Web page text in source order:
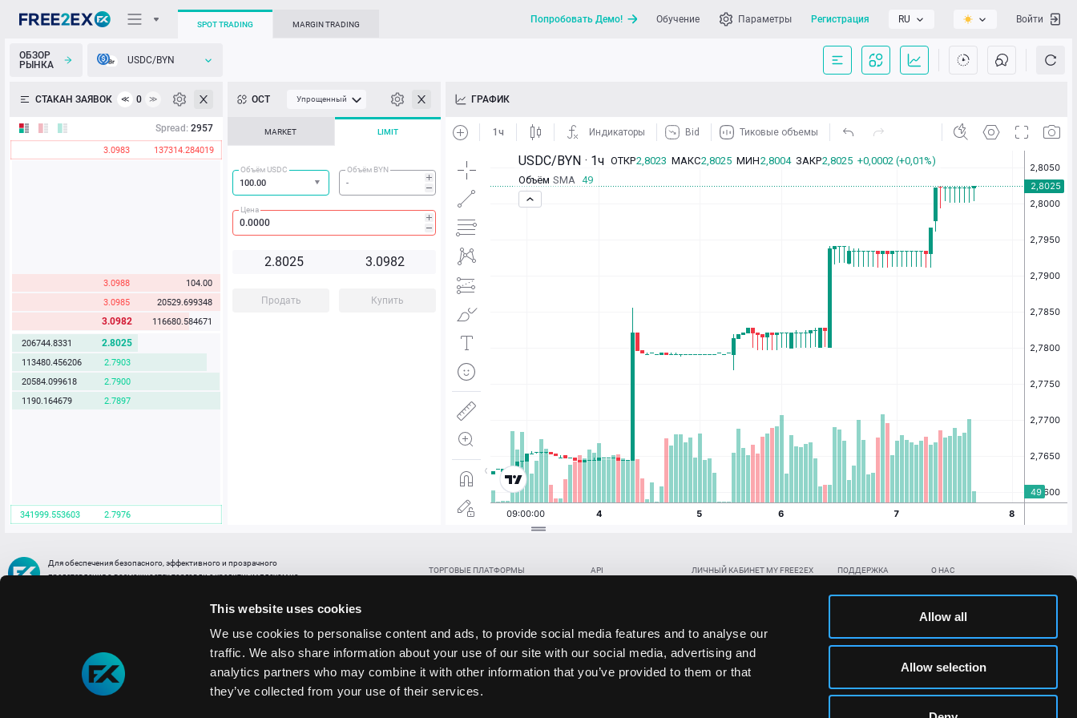
This website uses cookies
We use cookies to personalise content and ads, to provide social media features and to analyse our
traffic. We also share information about your use of our site with our social media, advertising and
analytics partners who may combine it with other information that you’ve provided to them or that
they’ve collected from your use of their services.
Allow all
Allow selection
Heatmap Отправить запрос / Написать нам
База знаний
SPOT TRADING MARGIN TRADING Попробовать Демо! Обучение Параметры Регистрация RU Войти
ОБЗОР
РЫНКА
USDC/BYN
СТАКАН ЗАЯВОК ≪ 0 ≫
Spread: 2957
3.0983 137314.284019
3.0988
104.00
3.0985
20529.699348
3.0982 116680.584671
2.8025
206744.8331
2.7903
113480.456206
2.7900
20584.099618
2.7897
1190.164679
2.7976
341999.553603
ОСТ Упрощенный
MARKET LIMIT
Объём USDC Объём BYN
Цена
2.8025 3.0982
Продать Купить
ГРАФИК
ТОРГОВЫЕ ПЛАТФОРМЫ
Приложение TickTrader для iOS
API
FIX API
ЛИЧНЫЙ КАБИНЕТ MY FREE2EX
Партнерская ссылка
Восстановить пароль/ПИН-код
ПОДДЕРЖКА
О НАС
Политика конфиденциальности
Раскрытие рисков
Для обеспечения безопасного, эффективного и прозрачного
представления о возможностях торговли с кредитным плечом на
платформе являются цифровыми токенами, представляющими
Информация о рисках
1. Деятельность, связанная со сделками (операциями) с токенами связана
с высоким уровнем риска полной потери денежных средств и иных объектов гражданских прав (инвестиций), переданных в обмен на токены (в том числе в результате волатильности стоимости токенов;
технических сбоев (ошибок); совершения противоправных действий, включая хищение).